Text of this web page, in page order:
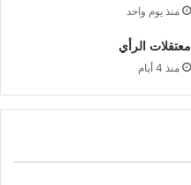
منذ يوم واحد
معتقلات الرأي
منذ 4 أيام